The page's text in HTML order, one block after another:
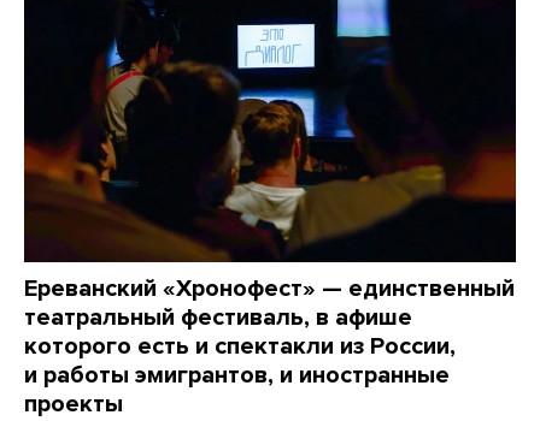
Ереванский «Хронофест» — единственный
театральный фестиваль, в афише
которого есть и спектакли из России,
и работы эмигрантов, и иностранные
проекты